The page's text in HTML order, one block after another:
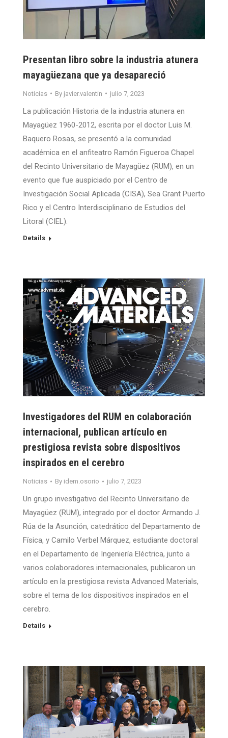
Presentan libro sobre la industria atunera
mayagüezana que ya desapareció
Noticias By javier.valentin julio 7, 2023
La publicación Historia de la industria atunera en
Mayagüez 1960-2012, escrita por el doctor Luis M.
Baquero Rosas, se presentó a la comunidad
académica en el anfiteatro Ramón Figueroa Chapel
del Recinto Universitario de Mayagüez (RUM), en un
evento que fue auspiciado por el Centro de
Investigación Social Aplicada (CISA), Sea Grant Puerto
Rico y el Centro Interdisciplinario de Estudios del
Litoral (CIEL).
Details
Investigadores del RUM en colaboración
internacional, publican artículo en
prestigiosa revista sobre dispositivos
inspirados en el cerebro
Noticias By idem.osorio julio 7, 2023
Un grupo investigativo del Recinto Universitario de
Mayagüez (RUM), integrado por el doctor Armando J.
Rúa de la Asunción, catedrático del Departamento de
Física, y Camilo Verbel Márquez, estudiante doctoral
en el Departamento de Ingeniería Eléctrica, junto a
varios colaboradores internacionales, publicaron un
artículo en la prestigiosa revista Advanced Materials,
sobre el tema de los dispositivos inspirados en el
cerebro.
Details